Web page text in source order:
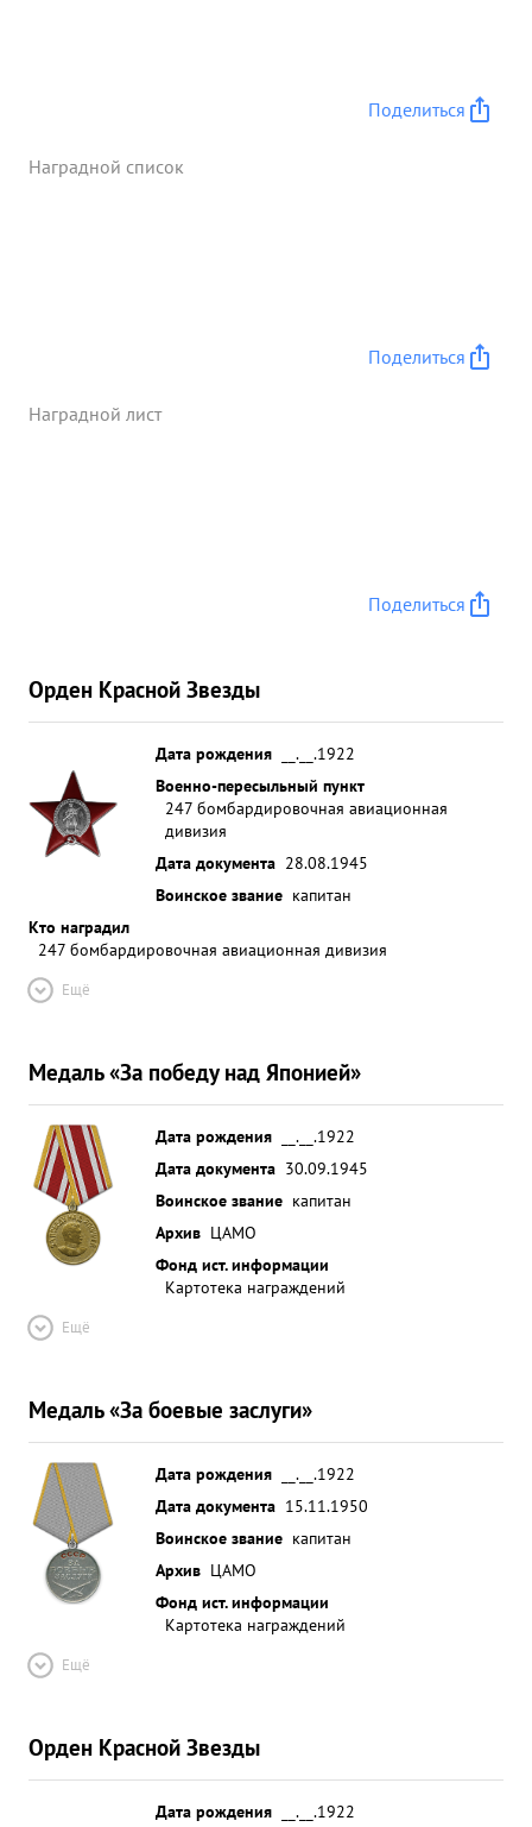
борьбы с японским империализмом в дни
хайларском направлении и при ...»
Поделиться
Наградной список
Поделиться
Наградной лист
Поделиться
Орден Красной Звезды
Дата рождения
__.__.1922
Военно-пересыльный пункт
247 бомбардировочная авиационная
дивизия
Дата документа 28.08.1945
Воинское звание капитан
Кто наградил
247 бомбардировочная авиационная дивизия
Ещё
Медаль «За победу над Японией»
Дата рождения
__.__.1922
Дата документа 30.09.1945
Воинское звание капитан
Архив ЦАМО
Фонд ист. информации
Картотека награждений
Ещё
Медаль «За боевые заслуги»
Дата рождения
__.__.1922
Дата документа 15.11.1950
Воинское звание капитан
Архив ЦАМО
Фонд ист. информации
Картотека награждений
Ещё
Орден Красной Звезды
Дата рождения
__.__.1922